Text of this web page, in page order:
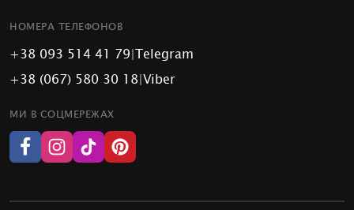
НОМЕРА ТЕЛЕФОНОВ
+38 093 514 41 79|Telegram
+38 (067) 580 30 18|Viber
МИ В СОЦМЕРЕЖАХ